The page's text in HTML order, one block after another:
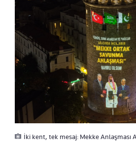
İki kent, tek mesaj: Mekke Anlaşması